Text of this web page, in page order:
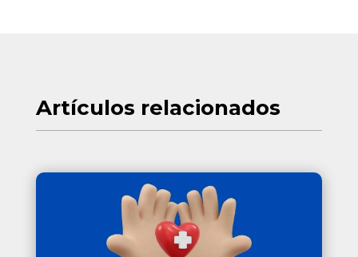
Artículos relacionados